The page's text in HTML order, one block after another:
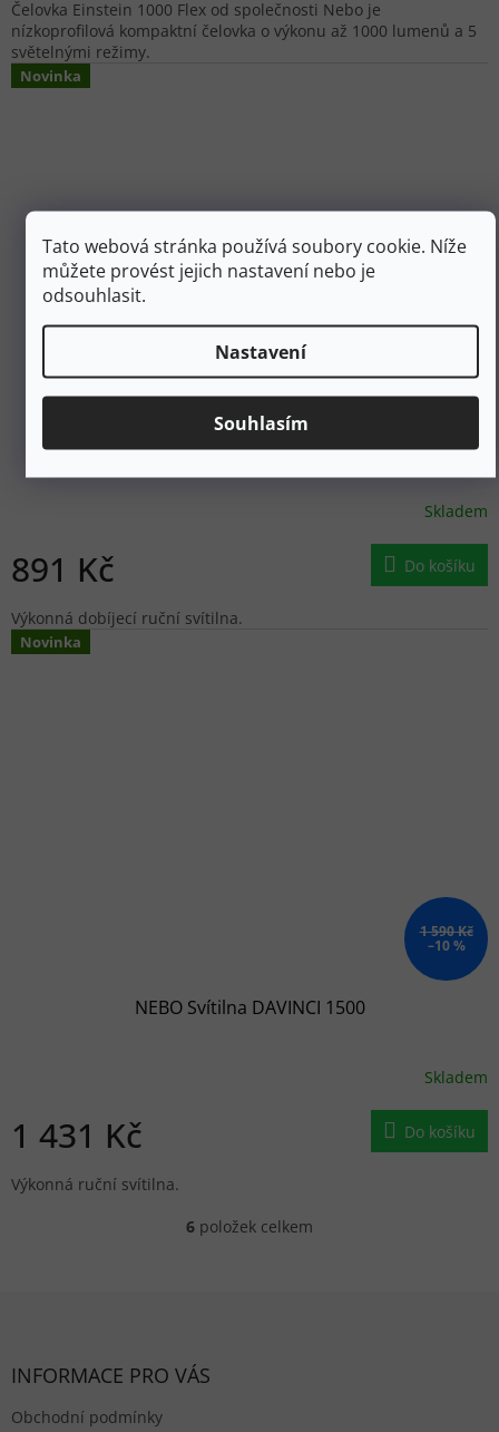
Tato webová stránka používá soubory cookie. Níže
můžete provést jejich nastavení nebo je
odsouhlasit.
Nastavení
Souhlasím
Čelovka Einstein 1000 Flex od společnosti Nebo je
nízkoprofilová kompaktní čelovka o výkonu až 1000 lumenů a 5
světelnými režimy.
Novinka
–10 %
Skladem
891 Kč Do košíku
Výkonná dobíjecí ruční svítilna.
Novinka
1 590 Kč
–10 %
NEBO Svítilna DAVINCI 1500
Skladem
1 431 Kč Do košíku
Výkonná ruční svítilna.
Ovládací prvky výpisu
6 položek celkem
INFORMACE PRO VÁS
Obchodní podmínky